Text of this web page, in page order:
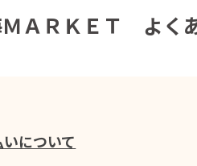
ＭＡＲＫＥＴ よく
について